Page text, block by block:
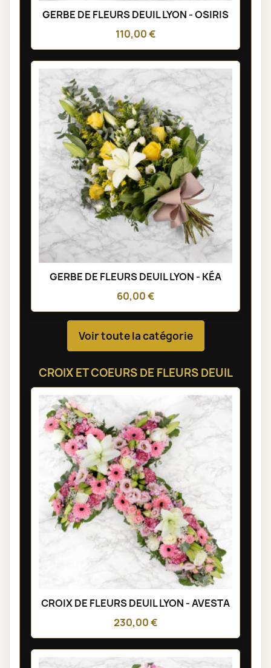
GERBE DE FLEURS DEUIL LYON - OSIRIS
110,00 €
GERBE DE FLEURS DEUIL LYON - KÉA
60,00 €
Voir toute la catégorie
CROIX ET COEURS DE FLEURS DEUIL
CROIX DE FLEURS DEUIL LYON - AVESTA
230,00 €